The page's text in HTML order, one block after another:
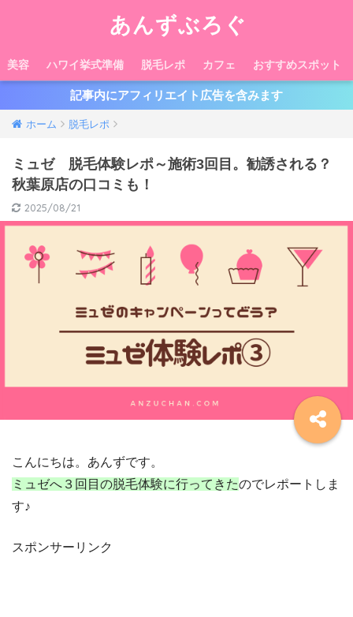
あんずぶろぐ
美容 ハワイ挙式準備 脱毛レポ カフェ おすすめスポット
記事内にアフィリエイト広告を含みます
ホーム 脱毛レポ
ミュゼ 脱毛体験レポ～施術3回目。勧誘される？
秋葉原店の口コミも！
2025/08/21
こんにちは。あんずです。
ミュゼへ３回目の脱毛体験に行ってきたのでレポートしま
す♪
スポンサーリンク